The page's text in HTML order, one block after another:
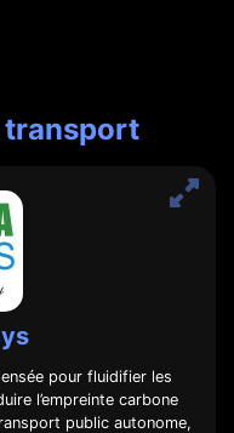
transport
pour fluidifier les
l’empreinte carbone
public autonome,